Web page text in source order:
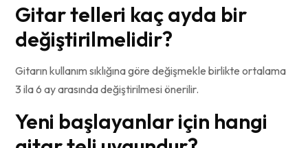
Gitar telleri kaç ayda bir
değiştirilmelidir?
Gitarın kullanım sıklığına göre değişmekle birlikte ortalama
3 ila 6 ay arasında değiştirilmesi önerilir.
Yeni başlayanlar için hangi